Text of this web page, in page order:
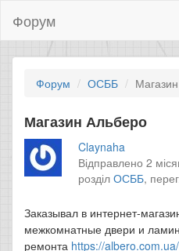
Форум
Форум ОСББ
Магазин Альберо
Claynaha
Відправлено 2
розділОСББ,
Заказывал в интернет-
межкомнатные двери и
ремонта https://albero.com.ua/